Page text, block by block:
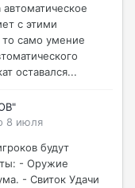
с этими
само умение
оставался...
8 июля
будут
- Оружие
- Свиток Удачи